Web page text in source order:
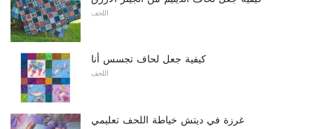
اللحف
كيفية جعل لحاف تجسس أنا
اللحف
غرزة في ديتش خياطة اللحف تعليمي